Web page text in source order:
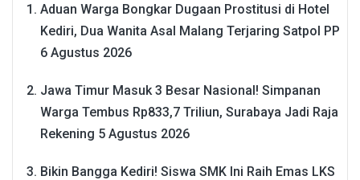
Aduan Warga Bongkar Dugaan Prostitusi di Hotel
Kediri, Dua Wanita Asal Malang Terjaring Satpol PP
6 Agustus 2026
Jawa Timur Masuk 3 Besar Nasional! Simpanan
Warga Tembus Rp833,7 Triliun, Surabaya Jadi Raja
Rekening 5 Agustus 2026
Bikin Bangga Kediri! Siswa SMK Ini Raih Emas LKS